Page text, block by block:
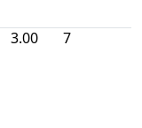
3.00 7